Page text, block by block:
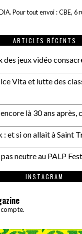
Pour tout envoi : CBE, 6
ARTICLES RÉCENTS
des jeux vidéo
Vita et lutte des
là 30 ans après,
: et si on allait à Saint
neutre au PALP
INSTAGRAM